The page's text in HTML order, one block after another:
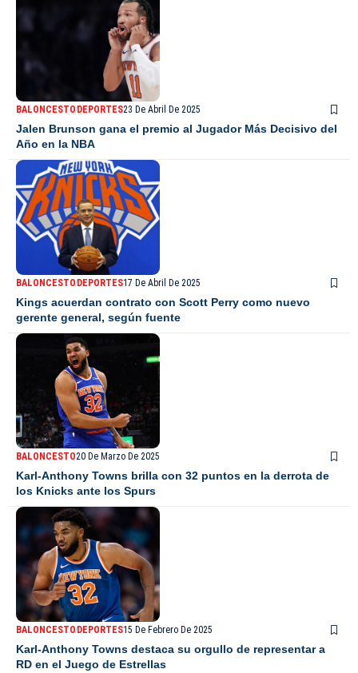
BALONCESTODEPORTES23 De Abril De 2025
Jalen Brunson gana el premio al Jugador Más Decisivo del
Año en la NBA
BALONCESTODEPORTES17 De Abril De 2025
Kings acuerdan contrato con Scott Perry como nuevo
gerente general, según fuente
BALONCESTO20 De Marzo De 2025
Karl-Anthony Towns brilla con 32 puntos en la derrota de
los Knicks ante los Spurs
BALONCESTODEPORTES15 De Febrero De 2025
Karl-Anthony Towns destaca su orgullo de representar a
RD en el Juego de Estrellas